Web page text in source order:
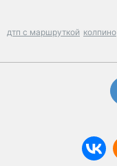
дтп с маршруткой колпино